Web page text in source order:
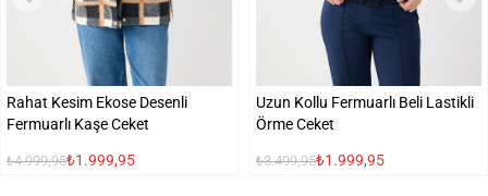
Rahat Kesim Ekose Desenli
Fermuarlı Kaşe Ceket
₺4.999,95₺1.999,95
Uzun Kollu Fermuarlı Beli Lastikli
Örme Ceket
₺3.499,95₺1.999,95